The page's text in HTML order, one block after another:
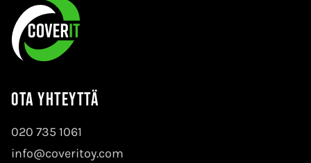
Ota yhteyttä
020 735 1061
info@coveritoy.com